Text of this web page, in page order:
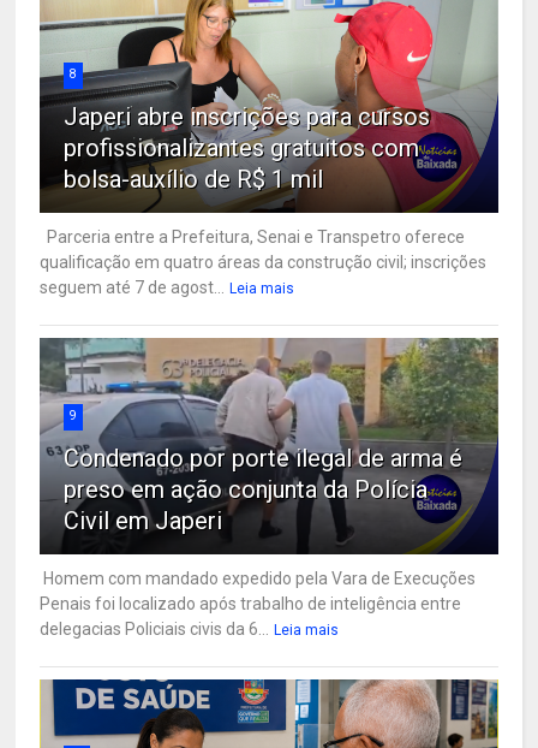
8
Japeri abre inscrições para cursos
profissionalizantes gratuitos com
bolsa-auxílio de R$ 1 mil
Parceria entre a Prefeitura, Senai e Transpetro oferece
qualificação em quatro áreas da construção civil; inscrições
seguem até 7 de agost...
Leia mais
9
Condenado por porte ilegal de arma é
preso em ação conjunta da Polícia
Civil em Japeri
Homem com mandado expedido pela Vara de Execuções
Penais foi localizado após trabalho de inteligência entre
delegacias Policiais civis da 6...
Leia mais